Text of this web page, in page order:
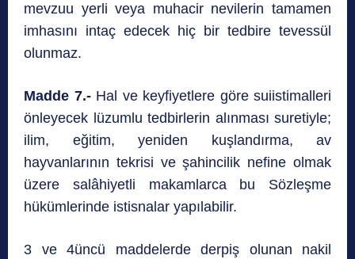
mevzuu yerli veya muhacir nevilerin tamamen
imhasını intaç edecek hiç bir tedbire tevessül
olunmaz.
Madde 7.-Hal ve keyfiyetlere göre suiistimalleri
önleyecek lüzumlu tedbirlerin alınması suretiyle;
ilim, eğitim, yeniden kuşlandırma, av
hayvanlarının tekrisi ve şahincilik nefine olmak
üzere salâhiyetli makamlarca bu Sözleşme
hükümlerinde istisnalar yapılabilir.
3 ve 4üncü maddelerde derpiş olunan nakil